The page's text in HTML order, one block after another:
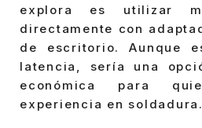
explora es utilizar
directamente con
de escritorio. Aunque
latencia, sería una
económica para
experiencia en soldadura.